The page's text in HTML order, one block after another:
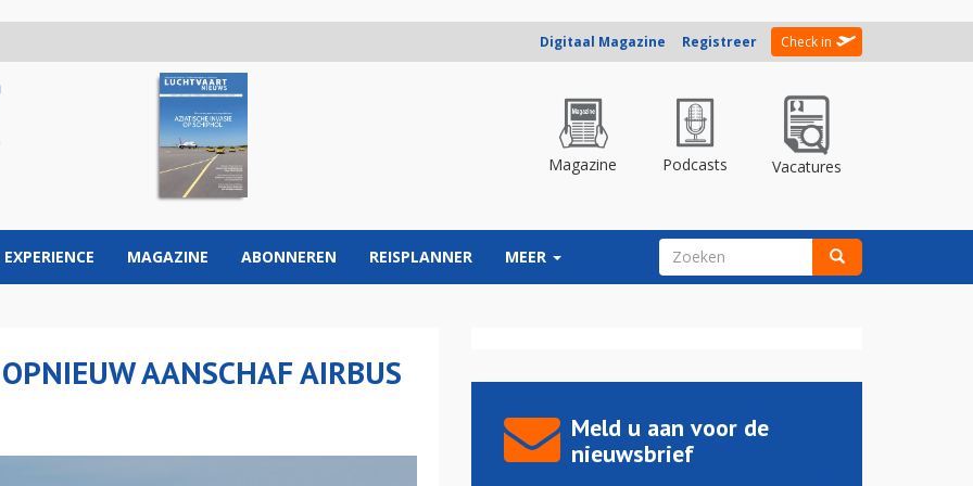
Digitaal Magazine Registreer Check in
Magazine Podcasts Vacatures
EXPERIENCE MAGAZINE ABONNEREN REISPLANNER MEER ZOEKVELD
AANSCHAF AIRBUS
Meld u aan voor de
nieuwsbrief